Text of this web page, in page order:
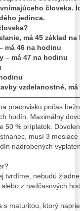
človeka.
jedinca.
má 45 základ na
má 46 na hodinu
– má 47 na hodinu
vzdelanostné,
pracovisku počas
hodín. Maximálny
50 % príplatok.
musí 3
nadrobených
tvrdíme, nebudú
z nadčasových
maturitou, ktorý